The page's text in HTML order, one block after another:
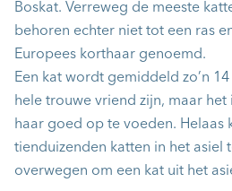
Boskat. Verreweg de meeste
behoren echter niet tot een ras
Europees korthaar genoemd.
Een kat wordt gemiddeld zo’n
hele trouwe vriend zijn, maar
haar goed op te voeden. Helaas
tienduizenden katten in het asiel
overwegen om een kat uit het